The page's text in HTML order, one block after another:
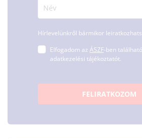
Hírlevelünkről bármikor
Elfogadom az ÁSZF-ben található
adatkezelési tájékoztatót.
FELIRATKOZOM